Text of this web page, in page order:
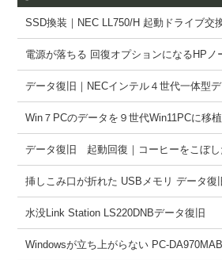
SSD換装｜NEC LL750/H 起動ドライブ交
電源が落ちる 回復オプションになるHPノ
データ復旧｜NECインテル４世代一体型
Win７PCのデータを９世代Win11PCに移植
データ復旧 起動回復｜コーヒーをこぼし
挿しこみ口が折れた USBメモリ データ復
水没Link Station LS220DNBデータ復旧
Windowsが立ち上がらない PC-DA970MAB